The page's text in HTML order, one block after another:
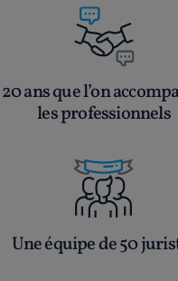
20 ans que l’on
les professionnels
Une équipe de 50